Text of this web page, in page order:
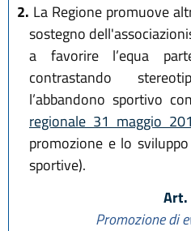
2. La Regione promuove
sostegno
a favorire l’equa
contrastando
l’abbandono sportivo
regionale 31 maggio
promozione e lo
sportive).
Art.
Promozione di